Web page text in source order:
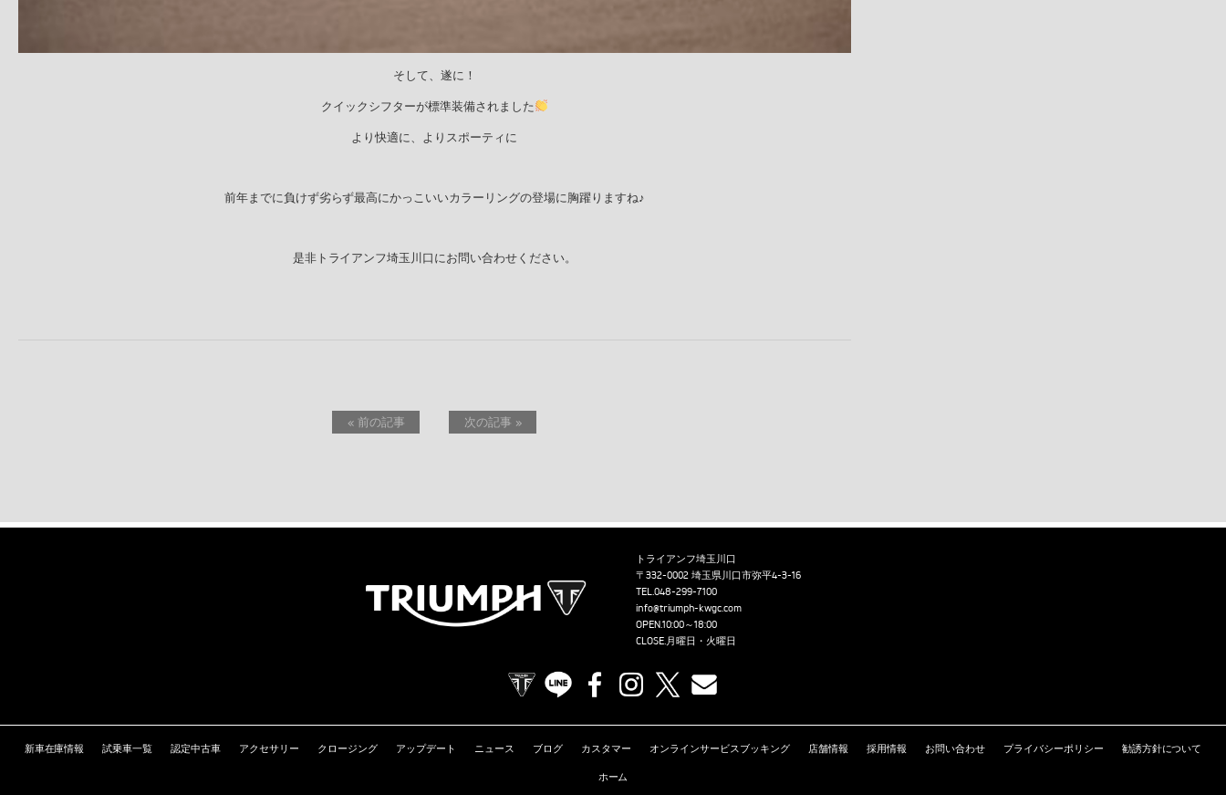
そして、遂に！
クイックシフターが標準装備されました
より快適に、よりスポーティに
前年までに負けず劣らず最高にかっこいいカラーリングの登場に胸躍りますね♪
是非トライアンフ埼玉川口にお問い合わせください。
« 前の記事 次の記事 »
トライアンフ埼玉川口
〒332-0002 埼玉県川口市弥平4-3-16
TEL. 048-299-7100
info@triumph-kwgc.com
OPEN.10:00～18:00
CLOSE.月曜日・火曜日
TRIUMPH OFFICIAL SITE
LINE FacebookInstagram
新車在庫情報 試乗車一覧 認定中古車 アクセサリー クロージング アップデート ニュース ブログ カスタマー オンラインサービスブッキング 店舗情報 採用情報 お問い合わせ プライバシーポリシー 勧誘方針について
ホーム